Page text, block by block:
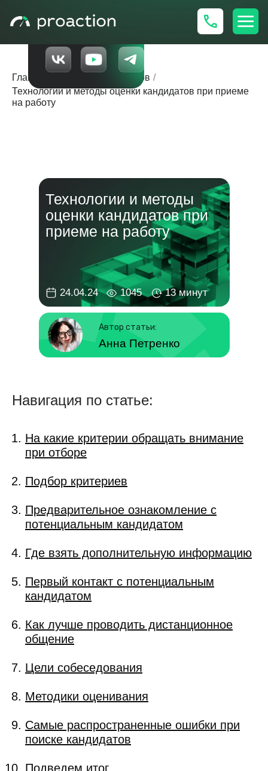
Главная Оценка сотрудников /
Технологии и методы оценки кандидатов при приеме
на работу
1045 13 минут
24.04.24
Автор статьи:
Анна Петренко
HRD
Технологии и методы
оценки кандидатов при
приеме на работу
Навигация по статье:
На какие критерии обращать внимание
при отборе
Подбор критериев
Предварительное ознакомление с
потенциальным кандидатом
Где взять дополнительную информацию
Первый контакт с потенциальным
кандидатом
Как лучше проводить дистанционное
общение
Цели собеседования
Методики оценивания
Самые распространенные ошибки при
поиске кандидатов
Подведем итог